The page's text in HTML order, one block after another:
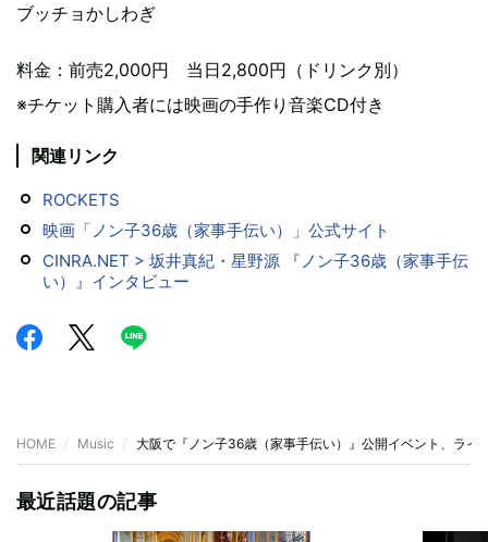
ブッチョかしわぎ
料金：前売2,000円 当日2,800円（ドリンク別）
※チケット購入者には映画の手作り音楽CD付き
関連リンク
ROCKETS
映画「ノン子36歳（家事手伝い）」公式サイト
CINRA.NET > 坂井真紀・星野源 『ノン子36歳（家事手伝
い）』インタビュー
HOME Music 大阪で『ノン子36歳（家事手伝い）』公開イベント、ライ
最近話題の記事